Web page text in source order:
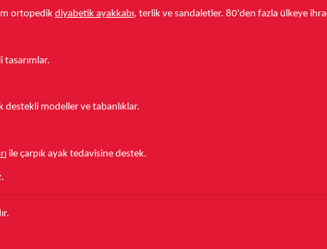
ortopedik diyabetik ayakkabı, terlik ve sandaletler. 80'den fazla ülkeye
tasarımlar.
modeller ve tabanlıklar.
ile çarpık ayak tedavisine destek.